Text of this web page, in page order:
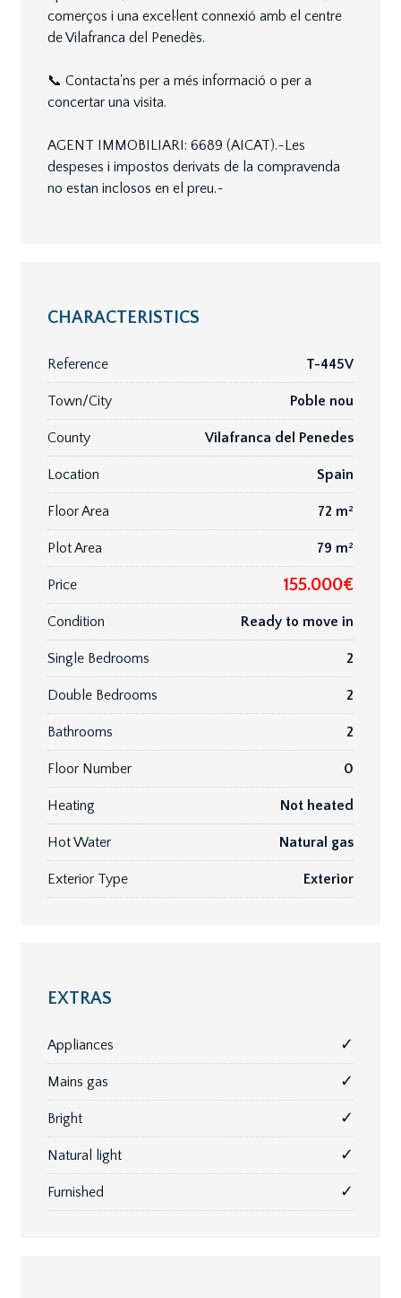
comerços i una excel·lent connexió amb el centre
de Vilafranca del Penedès.
📞 Contacta'ns per a més informació o per a
concertar una visita.
AGENT IMMOBILIARI: 6689 (AICAT).~Les
despeses i impostos derivats de la compravenda
no estan inclosos en el preu.~
CHARACTERISTICS
Reference T-445V
Town/City Poble nou
County Vilafranca del Penedes
Location Spain
Floor Area 72 m²
Plot Area 79 m²
Price 155.000€
Condition Ready to move in
Single Bedrooms 2
Double Bedrooms 2
Bathrooms 2
Floor Number 0
Heating Not heated
Hot Water Natural gas
Exterior Type Exterior
EXTRAS
Appliances ✓
Mains gas ✓
Bright ✓
Natural light ✓
Furnished ✓